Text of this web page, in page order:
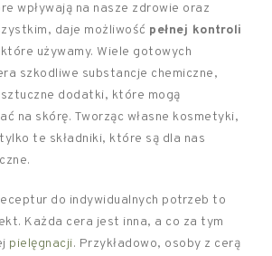
wpływają na nasze zdrowie oraz
daje możliwość pełnej kontroli
używamy. Wiele gotowych
szkodliwe substancje chemiczne,
dodatki, które mogą
na skórę. Tworząc własne kosmetyki,
te składniki, które są dla nas
do indywidualnych potrzeb to
Każda cera jest inna, a co za tym
pielęgnacji. Przykładowo, osoby z cerą